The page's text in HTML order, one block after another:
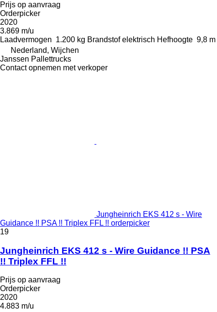
Prijs op aanvraag
Orderpicker
2020
3.869 m/u
Laadvermogen 1.200 kg Brandstof elektrisch Hefhoogte 9,8 m
Nederland, Wijchen
Janssen Pallettrucks
Contact opnemen met verkoper
Jungheinrich EKS 412 s - Wire
Guidance !! PSA !! Triplex FFL !! orderpicker
19
Jungheinrich EKS 412 s - Wire Guidance !! PSA
!! Triplex FFL !!
Prijs op aanvraag
Orderpicker
2020
4.883 m/u